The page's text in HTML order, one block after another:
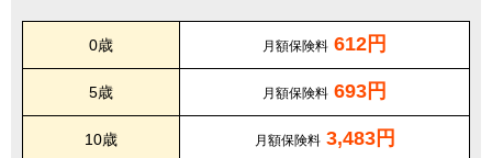
0歳 月額保険料 612円
5歳 月額保険料 693円
10歳 月額保険料 3,483円